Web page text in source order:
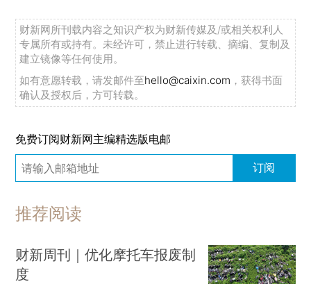
财新网所刊载内容之知识产权为财新传媒及/或相关权利人
专属所有或持有。未经许可，禁止进行转载、摘编、复制及
建立镜像等任何使用。
如有意愿转载，请发邮件至hello@caixin.com ，获得书面
确认及授权后，方可转载。
免费订阅财新网主编精选版电邮
订阅
推荐阅读
财新周刊｜优化摩托车报废制
度